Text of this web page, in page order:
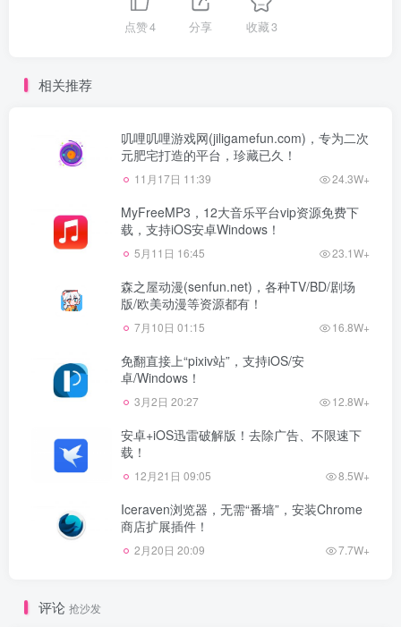
点赞4 分享 收藏3
相关推荐
叽哩叽哩游戏网(jiligamefun.com)，专为二次
元肥宅打造的平台，珍藏已久！
11月17日 11:39 24.3W+
MyFreeMP3，12大音乐平台vip资源免费下
载，支持iOS安卓Windows！
5月11日 16:45 23.1W+
森之屋动漫(senfun.net)，各种TV/BD/剧场
版/欧美动漫等资源都有！
7月10日 01:15 16.8W+
免翻直接上“pixiv站”，支持iOS/安
卓/Windows！
3月2日 20:27 12.8W+
安卓+iOS迅雷破解版！去除广告、不限速下
载！
12月21日 09:05 8.5W+
Iceraven浏览器，无需“番墙”，安装Chrome
商店扩展插件！
2月20日 20:09 7.7W+
评论 抢沙发